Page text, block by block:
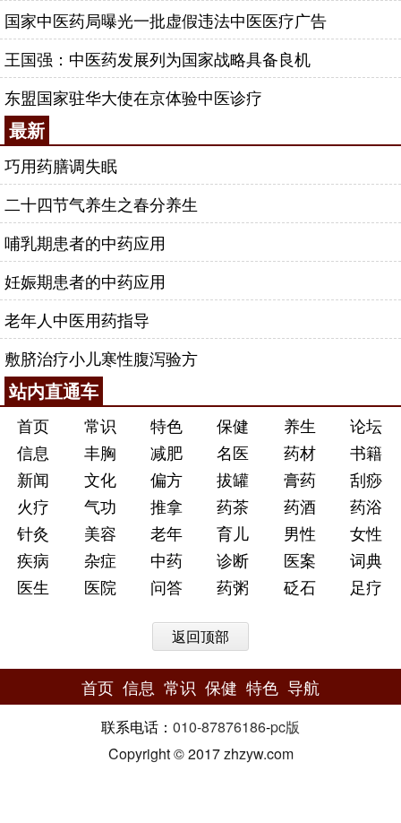
国家中医药局曝光一批虚假违法中医医疗广告
王国强：中医药发展列为国家战略具备良机
东盟国家驻华大使在京体验中医诊疗
最新
巧用药膳调失眠
二十四节气养生之春分养生
哺乳期患者的中药应用
妊娠期患者的中药应用
老年人中医用药指导
敷脐治疗小儿寒性腹泻验方
站内直通车
首页 常识 特色 保健 养生
论坛
信息
丰胸 减肥 名医 药材
书籍
新闻
文化 偏方 拔罐 膏药
刮痧
火疗
气功 推拿 药茶 药酒
药浴
针灸
美容 老年 育儿 男性
女性
疾病
杂症 中药 诊断 医案
词典
医生
医院 问答 药粥 砭石 足疗
返回顶部
首页 信息 常识 保健 特色 导航
联系电话： 010-87876186-pc版
Copyright © 2017 zhzyw.com